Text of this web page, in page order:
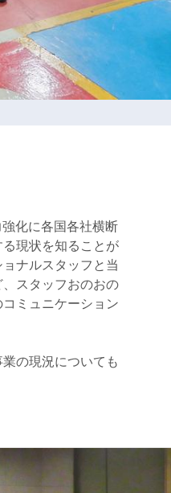
化に各国各社横断
現状を知ることが
ナルスタッフと当
スタッフおのおの
ミュニケーション
の現況についても